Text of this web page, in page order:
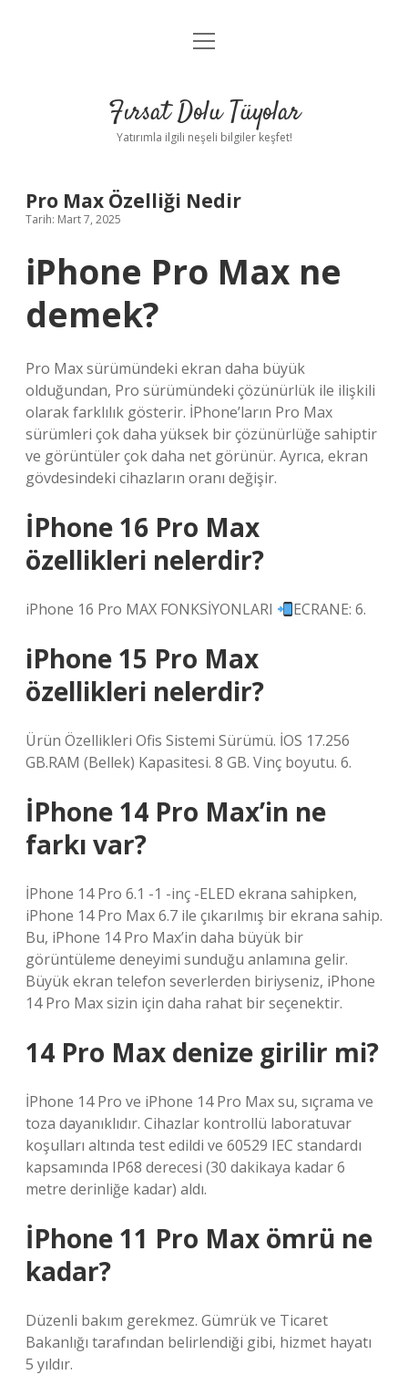
Gizlilik Politikası
Yasal Uyarı
menüyü
Fırsat Dolu Tüyolar
Yatırımla ilgili neşeli bilgiler keşfet!
Pro Max Özelliği Nedir
Tarih: Mart 7, 2025
iPhone Pro Max ne
demek?
Pro Max sürümündeki ekran daha büyük
olduğundan, Pro sürümündeki çözünürlük ile ilişkili
olarak farklılık gösterir. İPhone’ların Pro Max
sürümleri çok daha yüksek bir çözünürlüğe sahiptir
ve görüntüler çok daha net görünür. Ayrıca, ekran
gövdesindeki cihazların oranı değişir.
İPhone 16 Pro Max
özellikleri nelerdir?
iPhone 16 Pro MAX FONKSİYONLARI ECRANE: 6.
iPhone 15 Pro Max
özellikleri nelerdir?
Ürün Özellikleri Ofis Sistemi Sürümü. İOS 17.256
GB.RAM (Bellek) Kapasitesi. 8 GB. Vinç boyutu. 6.
İPhone 14 Pro Max’in ne
farkı var?
İPhone 14 Pro 6.1 -1 -inç -ELED ekrana sahipken,
iPhone 14 Pro Max 6.7 ile çıkarılmış bir ekrana sahip.
Bu, iPhone 14 Pro Max’in daha büyük bir
görüntüleme deneyimi sunduğu anlamına gelir.
Büyük ekran telefon severlerden biriyseniz, iPhone
14 Pro Max sizin için daha rahat bir seçenektir.
14 Pro Max denize girilir mi?
İPhone 14 Pro ve iPhone 14 Pro Max su, sıçrama ve
toza dayanıklıdır. Cihazlar kontrollü laboratuvar
koşulları altında test edildi ve 60529 IEC standardı
kapsamında IP68 derecesi (30 dakikaya kadar 6
metre derinliğe kadar) aldı.
İPhone 11 Pro Max ömrü ne
kadar?
Düzenli bakım gerekmez. Gümrük ve Ticaret
Bakanlığı tarafından belirlendiği gibi, hizmet hayatı
5 yıldır.